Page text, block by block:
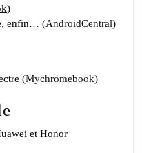
)
enfin… (AndroidCentral)
(Mychromebook)
et Honor